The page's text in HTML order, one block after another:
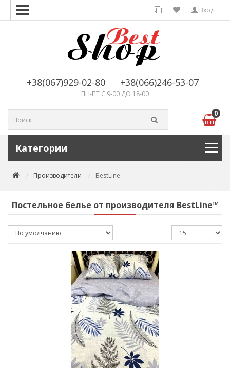
Вход
+38(067)929-02-80 +38(066)246-53-07
ПН-ПТ С 9-00 ДО 18-00
0
Категории
Производители BestLine
Постельное белье от производителя BestLine™